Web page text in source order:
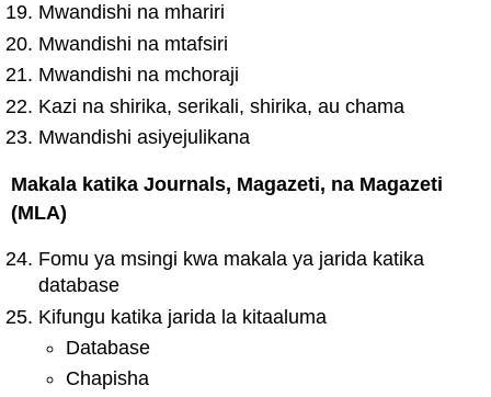
Mwandishi na mhariri
Mwandishi na mtafsiri
Mwandishi na mchoraji
Kazi na shirika, serikali, shirika, au chama
Mwandishi asiyejulikana
Makala katika Journals, Magazeti, na Magazeti
(MLA)
Fomu ya msingi kwa makala ya jarida katika
database
Kifungu katika jarida la kitaaluma
Database
Chapisha